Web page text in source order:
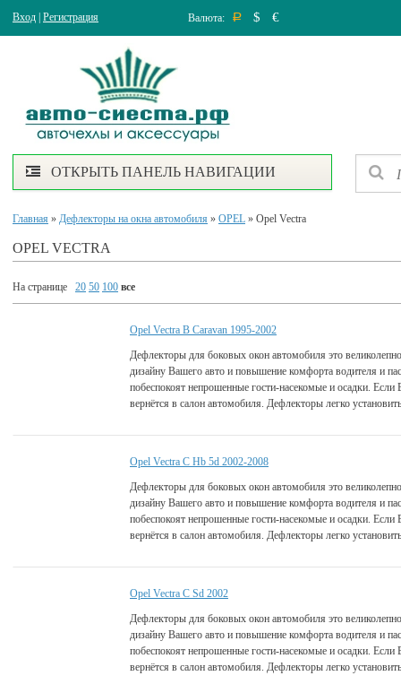
Вход Регистрация Валюта: Р $ €
ОТКРЫТЬ ПАНЕЛЬ НАВИГАЦИИ
Главная » Дефлекторы на окна автомобиля » OPEL » Opel Vectra
OPEL VECTRA
На странице 20 50 100 все
Opel Vectra B Caravan 1995-2002
Дефлекторы для боковых окон автомобиля это
дизайну Вашего авто и повышение комфорта водителя и
побеспокоят непрошенные гости-насекомые и осадки.
вернётся в салон автомобиля. Дефлекторы легко
Opel Vectra C Hb 5d 2002-2008
Дефлекторы для боковых окон автомобиля это
дизайну Вашего авто и повышение комфорта водителя и
побеспокоят непрошенные гости-насекомые и осадки.
вернётся в салон автомобиля. Дефлекторы легко
Opel Vectra C Sd 2002
Дефлекторы для боковых окон автомобиля это
дизайну Вашего авто и повышение комфорта водителя и
побеспокоят непрошенные гости-насекомые и осадки.
вернётся в салон автомобиля. Дефлекторы легко